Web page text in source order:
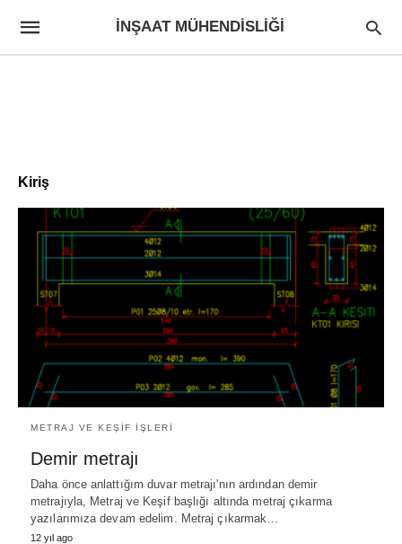
İNŞAAT MÜHENDISLIĞI
Kiriş
METRAJ VE KEŞIF İŞLERI
Demir metrajı
Daha önce anlattığım duvar metrajı'nın ardından demir
metrajıyla, Metraj ve Keşif başlığı altında metraj çıkarma
yazılarımıza devam edelim. Metraj çıkarmak…
12 yıl ago